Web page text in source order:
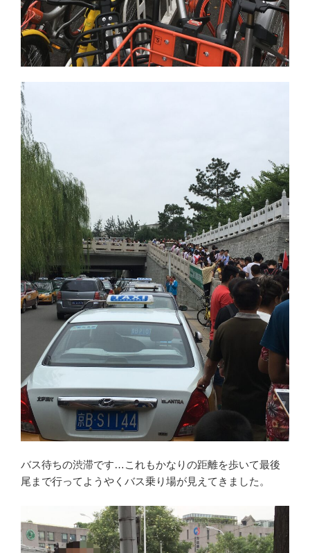
バス待ちの渋滞です…これもかなりの距離を歩いて最後
尾まで行ってようやくバス乗り場が見えてきました。